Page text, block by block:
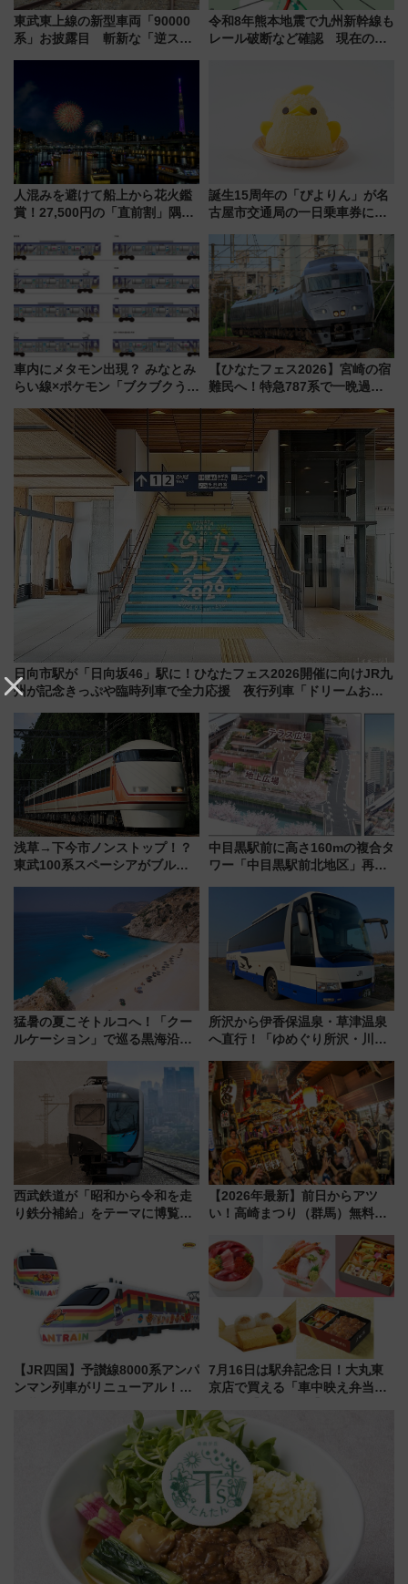
東武東上線の新型車両「90000
系」お披露目 斬新な「逆スラ
令和8年熊本地震で九州新幹線も
レール破断など確認 現在の運
人混みを避けて船上から花火鑑
賞！27,500円の「直前割」隅田
メも持ち込みOK
誕生15周年の「ぴよりん」が名
古屋市交通局の一日乗車券に！
定1万5000枚】
車内にメタモン出現？ みなとみ
らい線×ポケモン「ブクブクうみ
行開始に！ この夏は直通列車で
横浜へ！
【ひなたフェス2026】宮崎の宿
難民へ！特急787系で一晩過ご
ローおひさま」が救世主に？
日向市駅が「日向坂46」駅に！ひなたフェス2026開催に向けJR九
州が記念きっぷや臨時列車で全力応援 夜行列車「ドリームおひ
浅草→下今市ノンストップ！？
東武100系スペーシアがブルー
ー当時の停車駅」を再現 運転
時刻や特急券の買い方を紹介
中目黒駅前に高さ160mの複合タ
ワー「中目黒駅前北地区」再開
猛暑の夏こそトルコへ！「クー
ルケーション」で巡る黒海沿岸
連検索数が前年比237％増、ナ
ショジオも認める『2026年に訪
れるべき世界の旅先』
所沢から伊香保温泉・草津温泉
へ直行！「ゆめぐり所沢・川越
軽に 運行ダイヤ・運賃を解説
西武鉄道が「昭和から令和を走
り鉄分補給」をテーマに博覧会
14日から 新車両「トキイロ」体
験ブースも アクセスや申込方法
を解説
【2026年最新】前日からアツ
い！高崎まつり（群馬）無料観
しまで
【JR四国】予讃線8000系アンパ
ンマン列車がリニューアル！内
7月16日は駅弁記念日！大丸東
京店で買える「車中映え弁当」